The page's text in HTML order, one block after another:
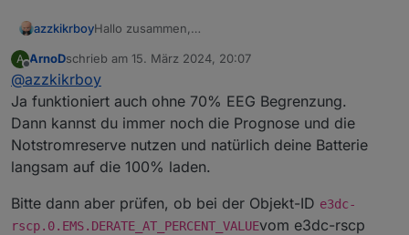
azzkikrboyHallo zusammen,
Anlage ohne 70% EEG Begrenzung?
A
Offline
ArnoDschrieb am 15. März 2024, 20:07
zuletzt editiert von
@azzkikrboy
Ja funktioniert auch ohne 70% EEG Begrenzung.
Dann kannst du immer noch die Prognose und die
Notstromreserve nutzen und natürlich deine Batterie
langsam auf die 100% laden.
Bitte dann aber prüfen, ob bei der Objekt-ID e3dc-
rscp.0.EMS.DERATE_AT_PERCENT_VALUEvom e3dc-rscp